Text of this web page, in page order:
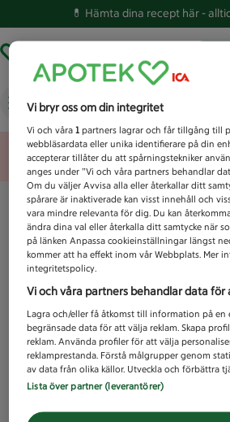
💊 Hämta dina recept här -
Fairtrade
Unknown error
Vi bryr oss om din integritet
Vi och våra1 partners lagrar och får tillgång till
webbläsardata eller unika identifierare på din
accepterar tillåter du att spårningstekniker
anges under ”Vi och våra partners behandlar
Om du väljer Avvisa alla eller återkallar ditt
spårare är inaktiverade kan visst innehåll och
vara mindre relevanta för dig. Du kan
ändra dina val eller återkalla ditt samtycke när
på länken Anpassa cookieinställningar längst
kommer att ha effekt inom vår Webbplats. Mer
integritetspolicy.
Vi och våra partners behandlar data för
Lagra och/eller få åtkomst till information på en
begränsade data för att välja reklam. Skapa
reklam. Använda profiler för att välja
reklamprestanda. Förstå målgrupper genom
av data från olika källor. Utveckla och förbättra
Lista över partner (leverantörer)